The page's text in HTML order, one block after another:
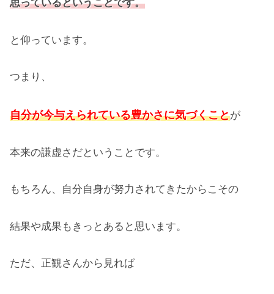
思っているということです。
と仰っています。
つまり、
自分が今与えられている豊かさに気づくことが
本来の謙虚さだということです。
もちろん、自分自身が努力されてきたからこその
結果や成果もきっとあると思います。
ただ、正観さんから見れば